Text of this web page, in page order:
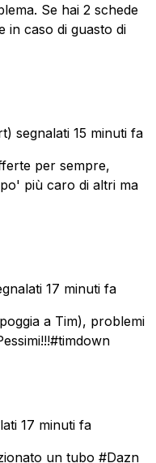
Se hai 2 schede
in caso di guasto di
segnalati 15 minuti fa
per sempre,
più caro di altri ma
17 minuti fa
a Tim), problemi
17 minuti fa
un tubo #Dazn